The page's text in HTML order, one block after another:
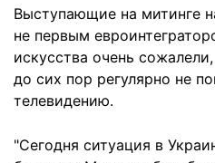
Выступающие на митинге
не первым
искусства очень
до сих пор регулярно не
телевидению.
"Сегодня ситуация в